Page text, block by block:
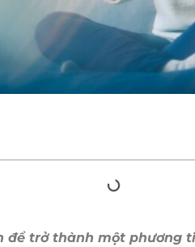
để trở thành một phương